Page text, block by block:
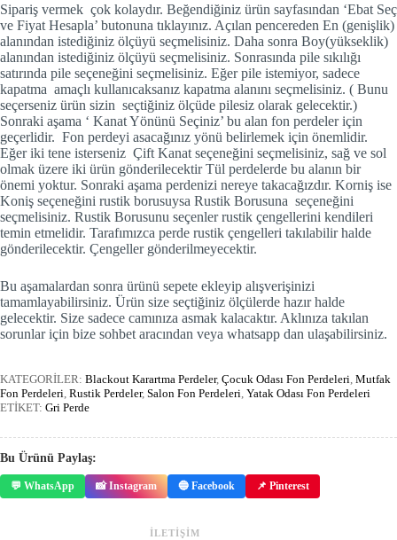
Sipariş vermek çok kolaydır. Beğendiğiniz ürün sayfasından ‘Ebat Seç
ve Fiyat Hesapla’ butonuna tıklayınız. Açılan pencereden En (genişlik)
alanından istediğiniz ölçüyü seçmelisiniz. Daha sonra Boy(yükseklik)
alanından istediğiniz ölçüyü seçmelisiniz. Sonrasında pile sıkılığı
satırında pile seçeneğini seçmelisiniz. Eğer pile istemiyor, sadece
kapatma amaçlı kullanıcaksanız kapatma alanını seçmelisiniz. ( Bunu
seçerseniz ürün sizin seçtiğiniz ölçüde pilesiz olarak gelecektir.)
Sonraki aşama ‘ Kanat Yönünü Seçiniz’ bu alan fon perdeler için
geçerlidir. Fon perdeyi asacağınız yönü belirlemek için önemlidir.
Eğer iki tene isterseniz Çift Kanat seçeneğini seçmelisiniz, sağ ve sol
olmak üzere iki ürün gönderilecektir Tül perdelerde bu alanın bir
önemi yoktur. Sonraki aşama perdenizi nereye takacağızdır. Korniş ise
Koniş seçeneğini rustik borusuysa Rustik Borusuna seçeneğini
seçmelisiniz. Rustik Borusunu seçenler rustik çengellerini kendileri
temin etmelidir. Tarafımızca perde rustik çengelleri takılabilir halde
gönderilecektir. Çengeller gönderilmeyecektir.
Bu aşamalardan sonra ürünü sepete ekleyip alışverişinizi
tamamlayabilirsiniz. Ürün size seçtiğiniz ölçülerde hazır halde
gelecektir. Size sadece camınıza asmak kalacaktır. Aklınıza takılan
sorunlar için bize sohbet aracından veya whatsapp dan ulaşabilirsiniz.
KATEGORİLER: Blackout Karartma Perdeler, Çocuk Odası Fon Perdeleri Mutfak
Fon Perdeleri Rustik Perdeler, Salon Fon Perdeleri Yatak Odası Fon Perdeleri
ETİKET: Gri Perde
Bu Ürünü Paylaş:
💬 WhatsApp 📸 Instagram 🔵 Facebook 📌 Pinterest
İLETİŞİM